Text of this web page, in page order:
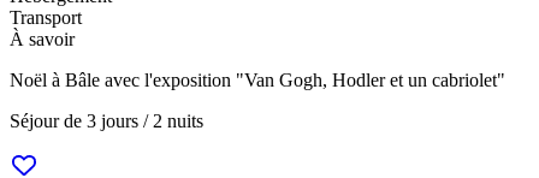
Transport
À savoir
Noël à Bâle avec l'exposition "Van Gogh, Hodler et un cabriolet"
Séjour de 3 jours / 2 nuits